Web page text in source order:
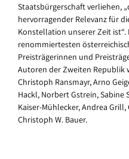
Staatsbürgerschaft verliehen,
hervorragender Relevanz für
Konstellation unserer Zeit ist“.
renommiertesten
Preisträgerinnen und
Autoren der Zweiten Republik
Christoph Ransmayr, Arno
Hackl, Norbert Gstrein, Sabine
Kaiser-Mühlecker, Andrea
Christoph W. Bauer.